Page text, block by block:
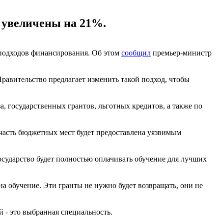
на 21%.
финансирования. Об этом сообщил премьер-министр
предлагает изменить такой подход, чтобы
государственных грантов, льготных кредитов, а также по
бюджетных мест будет предоставлена уязвимым
будет полностью оплачивать обучение для лучших
обучение. Эти гранты не нужно будет возвращать, они не
это выбранная специальность.